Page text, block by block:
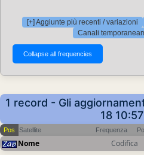
[+] Aggiunte più recenti / variazioni
Canali
1 record - Gli
18
Pos Satellite Frequenza Pol
Nome Codifica